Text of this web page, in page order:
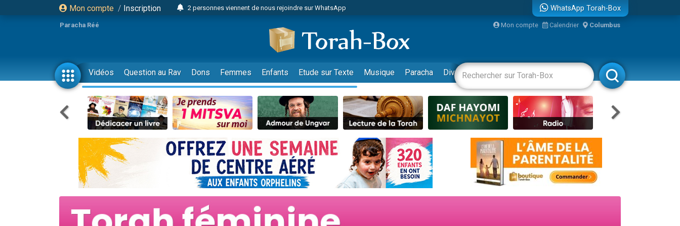
Mon compte / Inscription
2 personnes viennent de nous rejoindre sur WhatsApp
2 nouvelles musiques dans Torah-Box Music
8 personnes viennent de faire un don pour Tsédaka : pauvres d'Israel
4 personnes viennent de faire un don pour Diane, 80 ans, dans un appartement insalubre
Nouvelle émission radio : Visions de grandeur n°104 : Le Chabbath et le Birkat Hamazone à travers le temps
61 personnes viennent de demander une bénédiction
39 personnes viennent de faire un don pour Sauvez la jambe de Yohan
Il reste 49 places pour étudier en groupe sur Zoom
Ariel vient de donner son Maasser
Nathaniel vient de donner son Maasser
6 personnes viennent de faire un don pour 5 enfants déjà orphelins risquent de perdre leur maman
2 personnes viennent de faire un don pour Reloger Rivka, 6 enfants, victime de violences...
10 personnes viennent de demander une bénédiction
Il reste 49 places pour étudier en groupe sur Zoom
WhatsApp Torah-Box
Paracha Réé Mon compte Calendrier Columbus
Vidéos Question au Rav Dons Femmes Enfants Etude sur Texte Musique Paracha Divertissements Livres Rabbanim